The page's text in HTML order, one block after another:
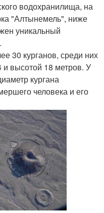
водохранилища, на
"Алтынемель", ниже
уникальный
30 курганов, среди них
высотой 18 метров. У
кургана
человека и его